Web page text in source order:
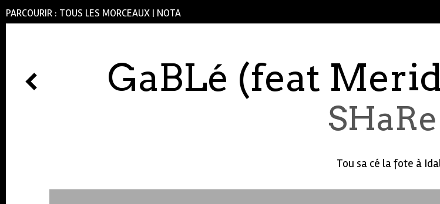
PARCOURIR : TOUS LES MORCEAUX | NOTA
GaBLé (feat
Tou sa cé la fote à